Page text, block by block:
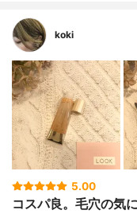
koki
5.00
コスパ良。毛穴の気